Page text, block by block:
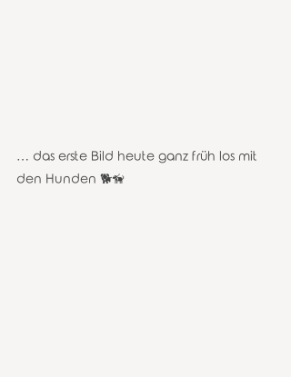
… das erste Bild heute ganz früh los mit
den Hunden 🐕🦮